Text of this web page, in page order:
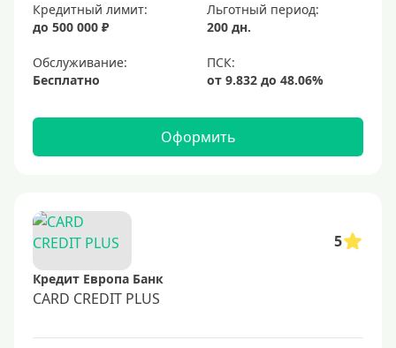
Кредитный лимит:
до 500 000 ₽
Льготный период:
200 дн.
Обслуживание:
Бесплатно
Оформить
5
Кредит Европа Банк
CARD CREDIT PLUS